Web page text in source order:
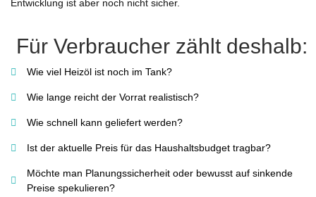
Entwicklung ist aber noch nicht sicher.
Für Verbraucher zählt deshalb:
Wie viel Heizöl ist noch im Tank?
Wie lange reicht der Vorrat realistisch?
Wie schnell kann geliefert werden?
Ist der aktuelle Preis für das Haushaltsbudget tragbar?
Möchte man Planungssicherheit oder bewusst auf sinkende
Preise spekulieren?